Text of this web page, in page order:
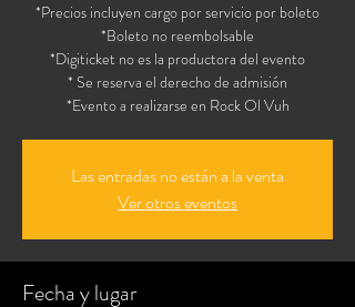
*Precios incluyen cargo por servicio por boleto
*Boleto no reembolsable
*Digiticket no es la productora del evento
* Se reserva el derecho de admisión
*Evento a realizarse en Rock Ol Vuh
Las entradas no están a la venta
Ver otros eventos
Fecha y lugar